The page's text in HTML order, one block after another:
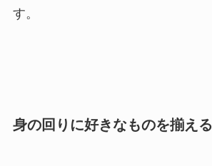
す。
身の回りに好きなものを揃える